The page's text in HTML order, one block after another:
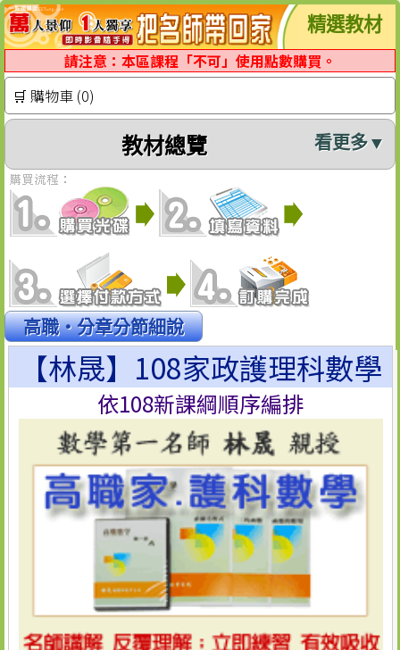
精選教材
請注意：本區課程「不可」使用點數購買。
🛒 購物車 (0)
教材總覽 看更多▼
高職‧分章分節細說
【林晟】108家政護理科數學
依108新課綱順序編排